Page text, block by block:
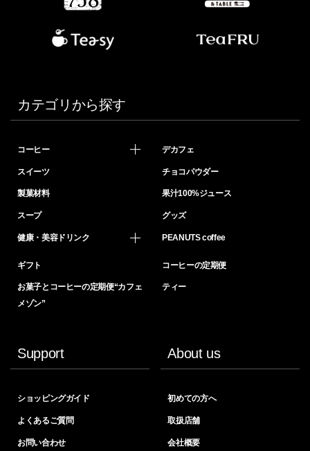
カテゴリから探す
コーヒー デカフェ
スイーツ チョコパウダー
製菓材料 果汁100%ジュース
スープ グッズ
健康・美容ドリンク PEANUTS coffee
ギフト コーヒーの定期便
お菓子とコーヒーの定期便“カフェ
メゾン”
ティー
Support
ショッピングガイド
よくあるご質問
お問い合わせ
About us
初めての方へ
取扱店舗
会社概要